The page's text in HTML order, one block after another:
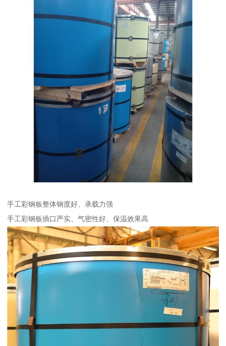
手工彩钢板整体钢度好、承载力强
手工彩钢板插口严实、气密性好、保温效果高